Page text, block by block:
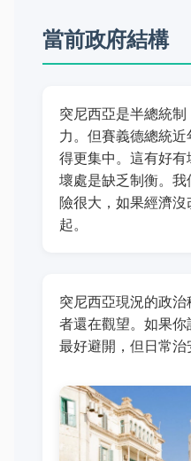
當前政府結構
突尼西亞是半總統
力。但賽義德總統
得更集中。這有好有
壞處是缺乏制衡。
險很大，如果經濟
起。
突尼西亞現況的政
者還在觀望。如果
最好避開，但日常治